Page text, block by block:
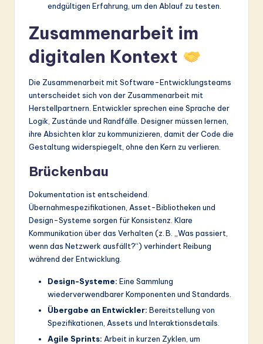
endgültigen Erfahrung, um den Ablauf zu testen.
Zusammenarbeit im
digitalen Kontext
Die Zusammenarbeit mit Software-Entwicklungsteams
unterscheidet sich von der Zusammenarbeit mit
Herstellpartnern. Entwickler sprechen eine Sprache der
Logik, Zustände und Randfälle. Designer müssen lernen,
ihre Absichten klar zu kommunizieren, damit der Code die
Gestaltung widerspiegelt, ohne den Kern zu verlieren.
Brückenbau
Dokumentation ist entscheidend.
Übernahmespezifikationen, Asset-Bibliotheken und
Design-Systeme sorgen für Konsistenz. Klare
Kommunikation über das Verhalten (z. B. „Was passiert,
wenn das Netzwerk ausfällt?“) verhindert Reibung
während der Entwicklung.
Design-Systeme: Eine Sammlung
wiederverwendbarer Komponenten und Standards.
Übergabe an Entwickler: Bereitstellung von
Spezifikationen, Assets und Interaktionsdetails.
Agile Sprints: Arbeit in kurzen Zyklen, um